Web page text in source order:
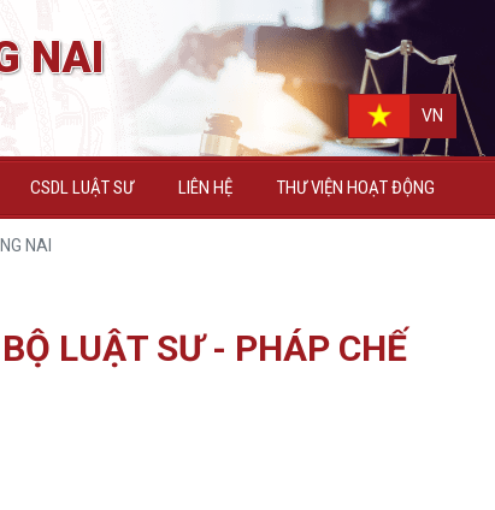
NAI
VN
CSDL LUẬT SƯ LIÊN HỆ THƯ VIỆN HOẠT ĐỘNG
NAI
LUẬT SƯ - PHÁP CHẾ